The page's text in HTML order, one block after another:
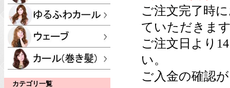
カテゴリ一覧
ご注文完了時
ていただきま
ご注文日より
い。
ご入金の確認